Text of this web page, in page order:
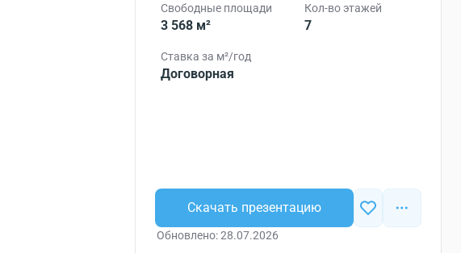
Свободные площади
3 568 м²
Кол-во этажей
7
Ставка за м²/год
Договорная
Скачать презентацию
Обновлено: 28.07.2026